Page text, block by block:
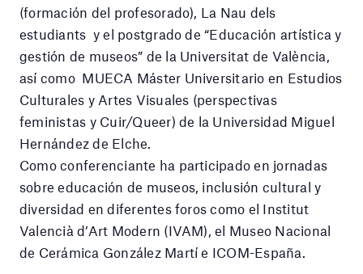
(formación del profesorado), La Nau dels
estudiants y el postgrado de “Educación artística y
gestión de museos” de la Universitat de València,
así como MUECA Máster Universitario en Estudios
Culturales y Artes Visuales (perspectivas
feministas y Cuir/Queer) de la Universidad Miguel
Hernández de Elche.
Como conferenciante ha participado en jornadas
sobre educación de museos, inclusión cultural y
diversidad en diferentes foros como el Institut
Valencià d’Art Modern (IVAM), el Museo Nacional
de Cerámica González Martí e ICOM-España.